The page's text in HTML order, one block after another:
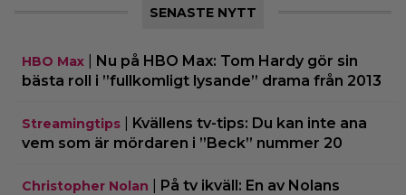
SENASTE NYTT
HBO Max
Nu på HBO Max: Tom Hardy gör sin
bästa roll i ”fullkomligt lysande” drama från 2013
Streamingtips
Kvällens tv-tips: Du kan inte ana
vem som är mördaren i ”Beck” nummer 20
Christopher Nolan
På tv ikväll: En av Nolans